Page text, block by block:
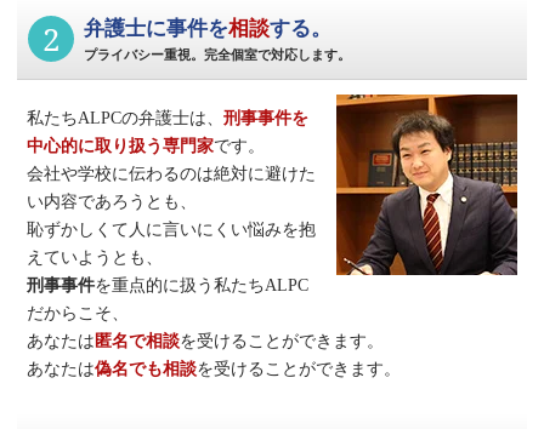
2 弁護士に事件を相談する。
プライバシー重視。完全個室で対応します。
私たちALPCの弁護士は、刑事事件を
中心的に取り扱う専門家です。
会社や学校に伝わるのは絶対に避けた
い内容であろうとも、
恥ずかしくて人に言いにくい悩みを抱
えていようとも、
刑事事件を重点的に扱う私たちALPC
だからこそ、
あなたは匿名で相談を受けることができます。
あなたは偽名でも相談を受けることができます。